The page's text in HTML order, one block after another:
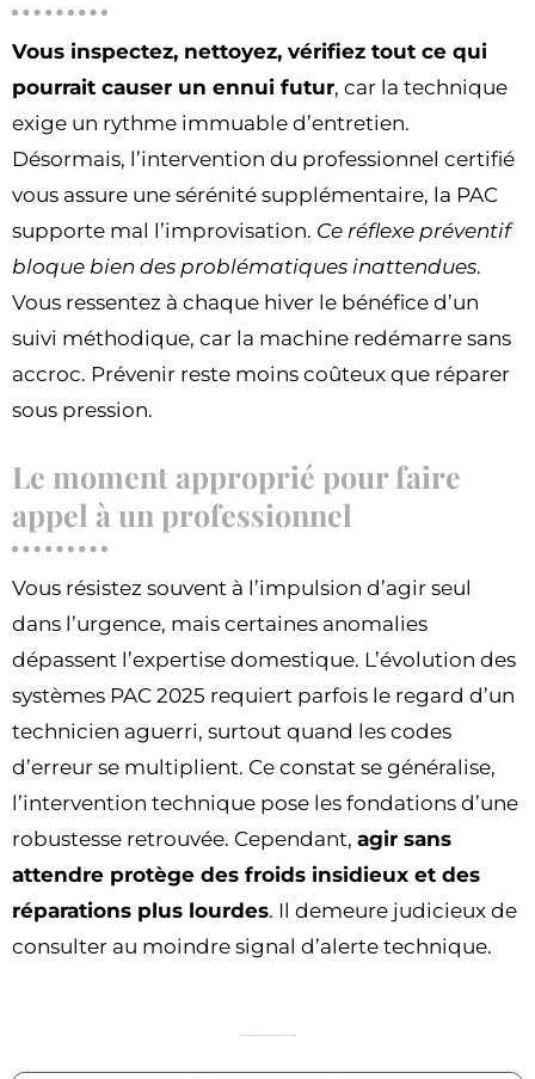
Vous inspectez, nettoyez, vérifiez tout ce qui
pourrait causer un ennui futur, car la technique
exige un rythme immuable d’entretien.
Désormais, l’intervention du professionnel certifié
vous assure une sérénité supplémentaire, la PAC
supporte mal l’improvisation. Ce réflexe préventif
bloque bien des problématiques inattendues.
Vous ressentez à chaque hiver le bénéfice d’un
suivi méthodique, car la machine redémarre sans
accroc. Prévenir reste moins coûteux que réparer
sous pression.
Le moment approprié pour faire
appel à un professionnel
Vous résistez souvent à l’impulsion d’agir seul
dans l’urgence, mais certaines anomalies
dépassent l’expertise domestique. L’évolution des
systèmes PAC 2025 requiert parfois le regard d’un
technicien aguerri, surtout quand les codes
d’erreur se multiplient. Ce constat se généralise,
l’intervention technique pose les fondations d’une
robustesse retrouvée. Cependant, agir sans
attendre protège des froids insidieux et des
réparations plus lourdes. Il demeure judicieux de
consulter au moindre signal d’alerte technique.